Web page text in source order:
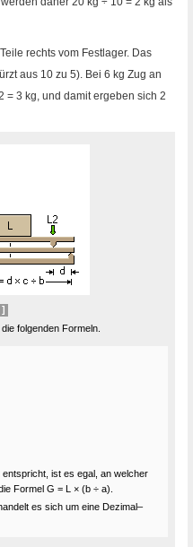
rechts vom Festlager. Das
aus 10 zu 5). Bei 6 kg Zug an
= 3 kg , und damit ergeben sich 2
folgenden Formeln.
ist es egal, an welcher
Formel G =L × (b ÷a)
es sich um eine Dezimal–